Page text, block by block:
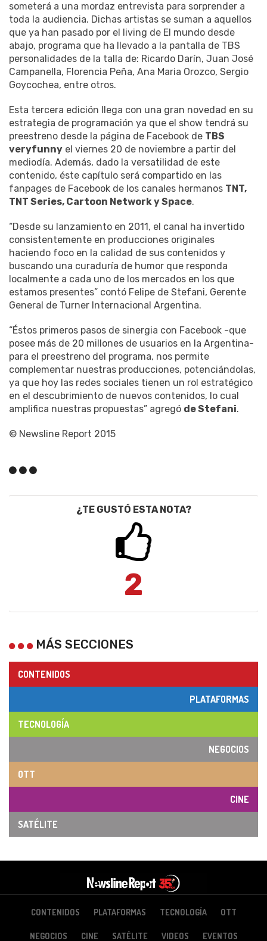
someterá a una mordaz entrevista para sorprender a
toda la audiencia. Dichas artistas se suman a aquellos
que ya han pasado por el living de El mundo desde
abajo, programa que ha llevado a la pantalla de TBS
personalidades de la talla de: Ricardo Darín, Juan José
Campanella, Florencia Peña, Ana Maria Orozco, Sergio
Goycochea, entre otros.
Esta tercera edición llega con una gran novedad en su
estrategia de programación ya que el show tendrá su
preestreno desde la página de Facebook de TBS
veryfunny el viernes 20 de noviembre a partir del
mediodía. Además, dado la versatilidad de este
contenido, éste capítulo será compartido en las
fanpages de Facebook de los canales hermanos TNT,
TNT Series, Cartoon Network y Space.
“Desde su lanzamiento en 2011, el canal ha invertido
consistentemente en producciones originales
haciendo foco en la calidad de sus contenidos y
buscando una curaduría de humor que responda
localmente a cada uno de los mercados en los que
estamos presentes” contó Felipe de Stefani, Gerente
General de Turner Internacional Argentina.
“Éstos primeros pasos de sinergia con Facebook -que
posee más de 20 millones de usuarios en la Argentina-
para el preestreno del programa, nos permite
complementar nuestras producciones, potenciándolas,
ya que hoy las redes sociales tienen un rol estratégico
en el descubrimiento de nuevos contenidos, lo cual
amplifica nuestras propuestas” agregó de Stefani.
© Newsline Report 2015
¿TE GUSTÓ ESTA NOTA?
2
MÁS SECCIONES
CONTENIDOS
PLATAFORMAS
TECNOLOGÍA
NEGOCIOS
OTT
CINE
SATÉLITE
CONTENIDOS PLATAFORMAS TECNOLOGÍA OTT
NEGOCIOS CINE SATÉLITE VIDEOS EVENTOS